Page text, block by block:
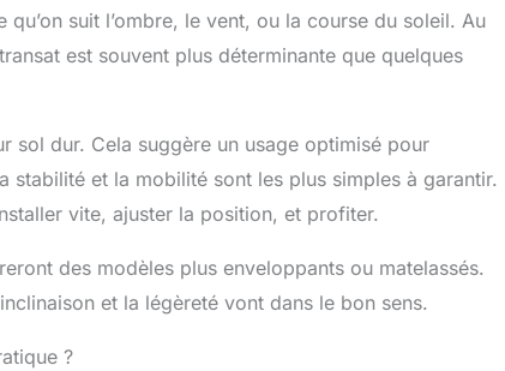
suit l’ombre, le vent, ou la course du soleil. Au
est souvent plus déterminante que quelques
sol dur. Cela suggère un usage optimisé pour
et la mobilité sont les plus simples à garantir.
vite, ajuster la position, et profiter.
des modèles plus enveloppants ou matelassés.
et la légèreté vont dans le bon sens.
?